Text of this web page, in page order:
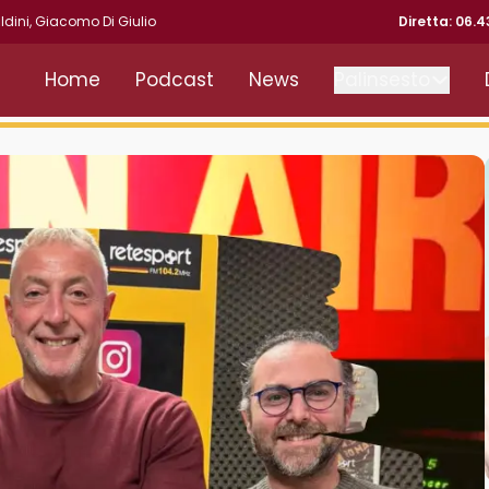
,Giacomo Di Giulio Diretta:
Home Podcast News